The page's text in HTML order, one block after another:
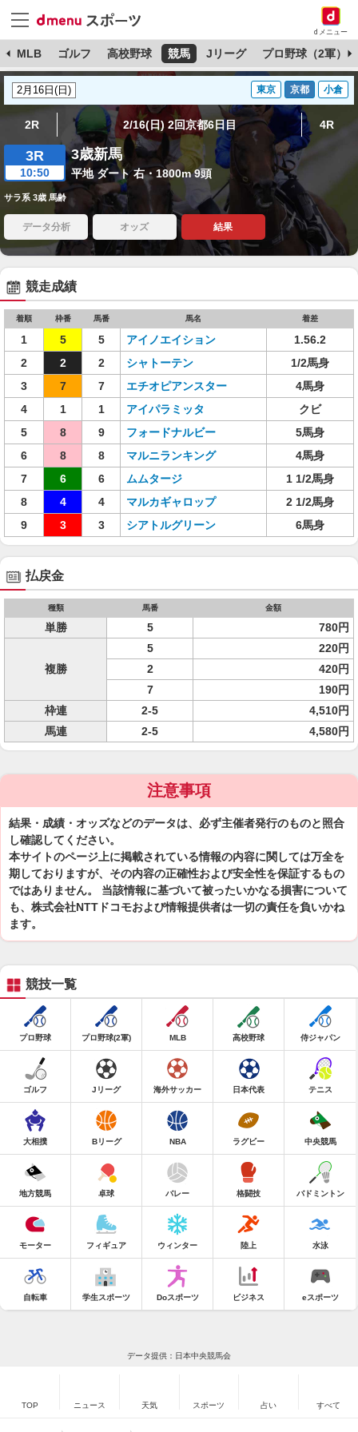
dメニュー
MLB ゴルフ 高校野球 競馬 Jリーグ プロ野球（2軍）
東京 京都 小倉
2R 2/16(日) 2回京都6日目 4R
3R
10:50
3歳新馬
平地 ダート 右・1800m 9頭
サラ系 3歳 馬齢
データ分析 オッズ 結果
競走成績
着順 枠番 馬番 馬名 着差
1 5 5 アイノエイション
1.56.2
2
2 2 シャトーテン
1/2馬身
3
7 7 エチオピアンスター
4馬身
4
1 1 アイパラミッタ
クビ
5
8 9 フォードナルビー
5馬身
6
8 8 マルニランキング
4馬身
7
6 6 ムムタージ
1 1/2馬身
8
4 4 マルカギャロップ
2 1/2馬身
9
3 3 シアトルグリーン 6馬身
払戻金
種類 馬番 金額
単勝 5 780円
複勝
5
220円
2
420円
7
190円
枠連
2-5
4,510円
馬連
2-5 4,580円
注意事項
結果・成績・オッズなどのデータは、必ず主催者発行のものと照合
し確認してください。
本サイトのページ上に掲載されている情報の内容に関しては万全を
期しておりますが、その内容の正確性および安全性を保証するもの
ではありません。 当該情報に基づいて被ったいかなる損害について
も、株式会社NTTドコモおよび情報提供者は一切の責任を負いかね
ます。
競技一覧
プロ野球 プロ野球(2軍) MLB 高校野球 侍ジャパン
ゴルフ Jリーグ 海外サッカー 日本代表 テニス
大相撲 Bリーグ NBA ラグビー 中央競馬
地方競馬 卓球 バレー 格闘技 バドミントン
モーター フィギュア ウィンター 陸上 水泳
自転車 学生スポーツ Doスポーツ ビジネス eスポーツ
データ提供：日本中央競馬会
TOP ニュース 天気 スポーツ 占い すべて